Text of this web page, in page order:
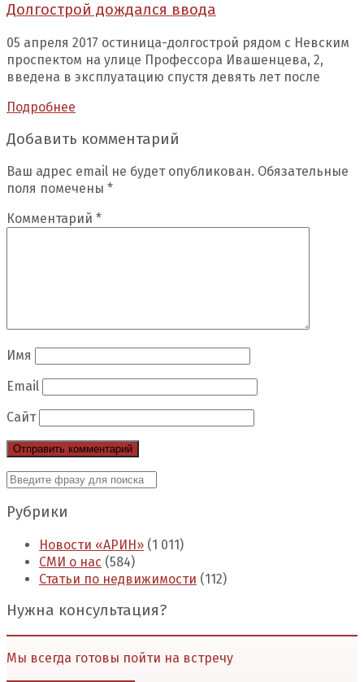
Долгострой дождался ввода
05 апреля 2017 остиница-долгострой рядом с Невским
проспектом на улице Профессора Ивашенцева, 2,
введена в эксплуатацию спустя девять лет после
Подробнее
Добавить комментарий
Ваш адрес email не будет опубликован. Обязательные
поля помечены *
Комментарий *
Имя
Email
Сайт
Рубрики
Новости «АРИН» (1 011)
СМИ о нас (584)
Статьи по недвижимости (112)
Нужна консультация?
Мы всегда готовы пойти на встречу